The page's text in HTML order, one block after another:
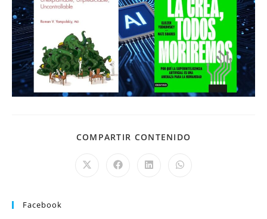
COMPARTIR CONTENIDO
Facebook